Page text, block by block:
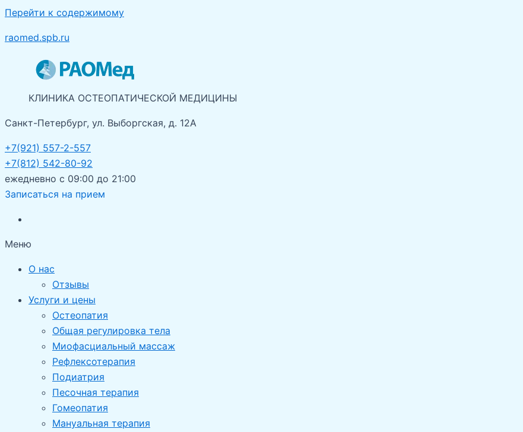
Перейти к содержимому
raomed.spb.ru
КЛИНИКА ОСТЕОПАТИЧЕСКОЙ МЕДИЦИНЫ
Санкт-Петербург, ул. Выборгская, д. 12А
+7(921) 557-2-557
+7(812) 542-80-92
ежедневно с 09:00 до 21:00
Записаться на прием
Меню
О нас
Отзывы
Услуги и цены
Остеопатия
Общая регулировка тела
Миофасциальный массаж
Рефлексотерапия
Подиатрия
Песочная терапия
Гомеопатия
Мануальная терапия